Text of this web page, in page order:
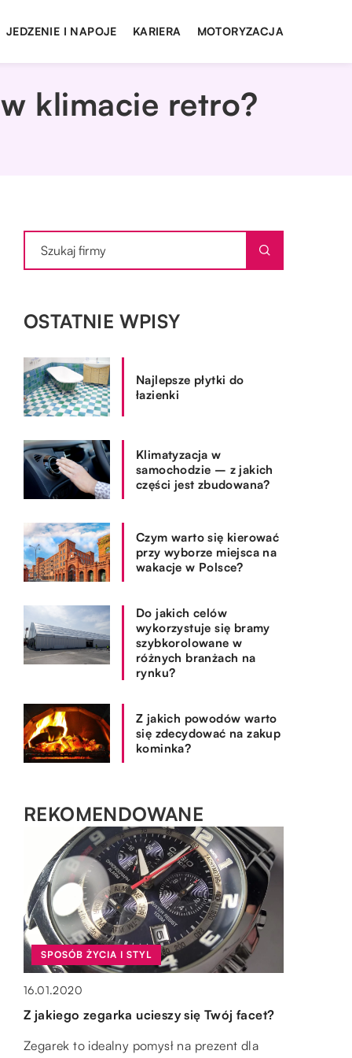
JEDZENIE I NAPOJE KARIERA MOTORYZACJA
klimacie retro?
OSTATNIE WPISY
Najlepsze płytki do
łazienki
Klimatyzacja w
samochodzie – z jakich
części jest zbudowana?
Czym warto się kierować
przy wyborze miejsca na
wakacje w Polsce?
Do jakich celów
wykorzystuje się bramy
szybkorolowane w
różnych branżach na
rynku?
Z jakich powodów warto
się zdecydować na zakup
kominka?
REKOMENDOWANE
15.10.2019
SPOSÓB ŻYCIA I STYL
16.01.2020
Z jakiego zegarka ucieszy się Twój facet?
Zegarek to idealny pomysł na prezent dla
22.04.2020
Zaburzenia osobowości – dlaczego
10.04.2021
Druk jako istotny element przy tworzeniu